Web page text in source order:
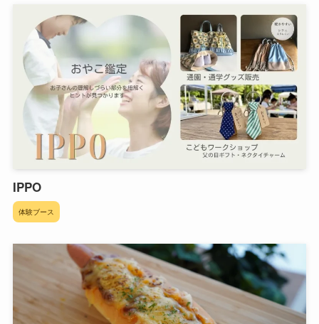
IPPO
体験ブース